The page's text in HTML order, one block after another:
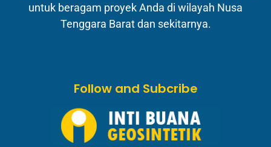
untuk beragam proyek Anda di wilayah Nusa
Tenggara Barat dan sekitarnya.
Follow and Subcribe